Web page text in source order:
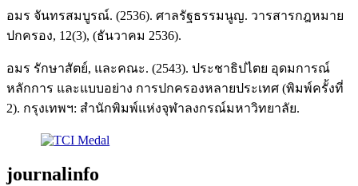
อมร จันทรสมบูรณ์. (2536). ศาลรัฐธรรมนูญ. วารสารกฎหมาย
ปกครอง, 12(3), (ธันวาคม 2536).
อมร รักษาสัตย์, และคณะ. (2543). ประชาธิปไตย อุดมการณ์
หลักการ และแบบอย่าง การปกครองหลายประเทศ (พิมพ์ครั้งที่
2). กรุงเทพฯ: สำนักพิมพ์แห่งจุฬาลงกรณ์มหาวิทยาลัย.
journalinfo